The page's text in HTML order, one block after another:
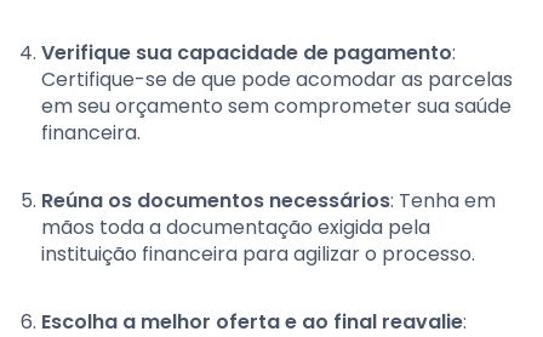
Verifique sua capacidade de pagamento:
Certifique-se de que pode acomodar as parcelas
em seu orçamento sem comprometer sua saúde
financeira.
Reúna os documentos necessários: Tenha em
mãos toda a documentação exigida pela
instituição financeira para agilizar o processo.
Escolha a melhor oferta e ao final reavalie: